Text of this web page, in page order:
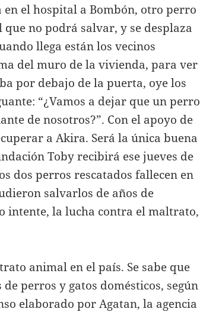
el hospital a Bombón, otro perro
no podrá salvar, y se desplaza
llega están los vecinos
del muro de la vivienda, para ver
por debajo de la puerta, oye los
“¿Vamos a dejar que un perro
de nosotros?”. Con el apoyo de
a Akira. Será la única buena
Toby recibirá ese jueves de
dos perros rescatados fallecen en
salvarlos de años de
intente, la lucha contra el maltrato,
animal en el país. Se sabe que
perros y gatos domésticos, según
elaborado por Agatan, la agencia